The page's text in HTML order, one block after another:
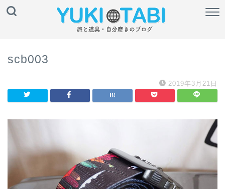
scb003
2019年3月21日